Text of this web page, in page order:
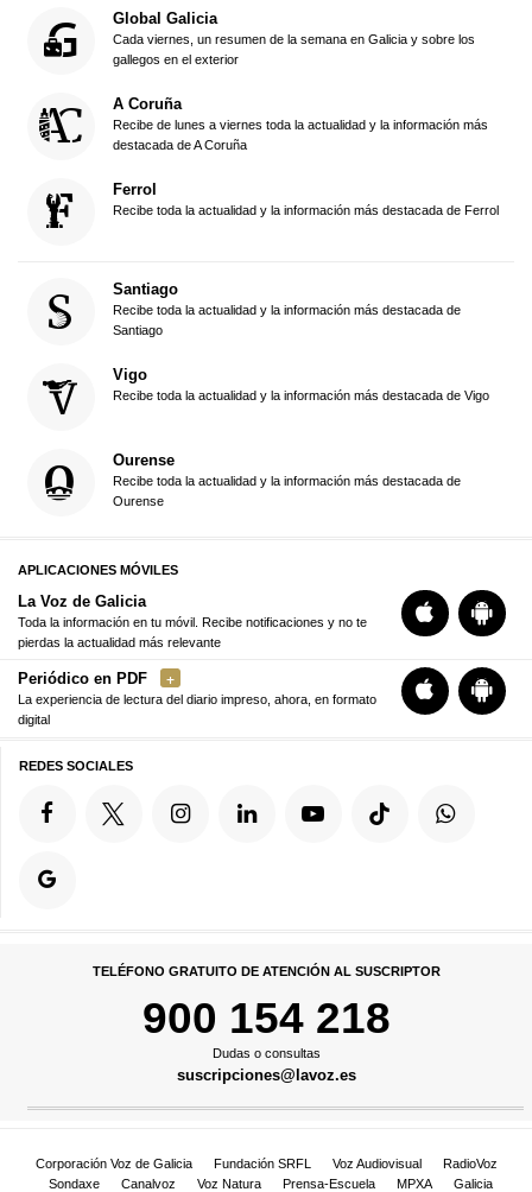
Global Galicia
Cada viernes, un resumen de la semana en Galicia y sobre los
gallegos en el exterior
A Coruña
Recibe de lunes a viernes toda la actualidad y la información más
destacada de A Coruña
Ferrol
Recibe toda la actualidad y la información más destacada de Ferrol
Santiago
Recibe toda la actualidad y la información más destacada de
Santiago
Vigo
Recibe toda la actualidad y la información más destacada de Vigo
Ourense
Recibe toda la actualidad y la información más destacada de
Ourense
APLICACIONES MÓVILES
La Voz de Galicia
Toda la información en tu móvil. Recibe notificaciones y no te
pierdas la actualidad más relevante
Periódico en PDF
La experiencia de lectura del diario impreso, ahora, en formato
digital
REDES SOCIALES
TELÉFONO GRATUITO DE ATENCIÓN AL SUSCRIPTOR
900 154 218
Dudas o consultas
suscripciones@lavoz.es
Corporación Voz de Galicia Fundación SRFL Voz Audiovisual
RadioVoz
Sondaxe
Canalvoz Voz Natura Prensa-Escuela MPXA Galicia